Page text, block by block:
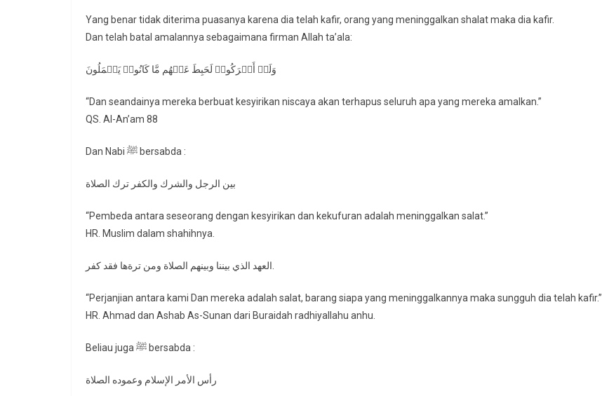
Yang benar tidak diterima puasanya karena dia telah kafir, orang yang meninggalkan shalat maka dia kafir.
Dan telah batal amalannya sebagaimana firman Allah ta’ala:
وَلَوۡ أَشۡرَكُوا۟ لَحَبِطَ عَنۡهُم مَّا كَانُوا۟ یَعۡمَلُونَ
“Dan seandainya mereka berbuat kesyirikan niscaya akan terhapus seluruh apa yang mereka amalkan.”
QS. Al-An’am 88
Dan Nabi ﷺ bersabda :
بين الرجل والشرك والكفر ترك الصلاة
“Pembeda antara seseorang dengan kesyirikan dan kekufuran adalah meninggalkan salat.”
HR. Muslim dalam shahihnya.
“Perjanjian antara kami Dan mereka adalah salat, barang siapa yang meninggalkannya maka sungguh dia telah kafir.”
HR. Ahmad dan Ashab As-Sunan dari Buraidah radhiyallahu anhu.
Beliau juga ﷺ bersabda :
رأس الأمر الإسلام وعموده الصلاة